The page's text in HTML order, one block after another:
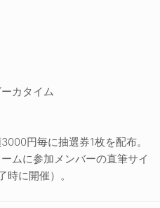
カタイム
円毎に抽選券1枚を配布。
ムに参加メンバーの直筆サイ
に開催）。